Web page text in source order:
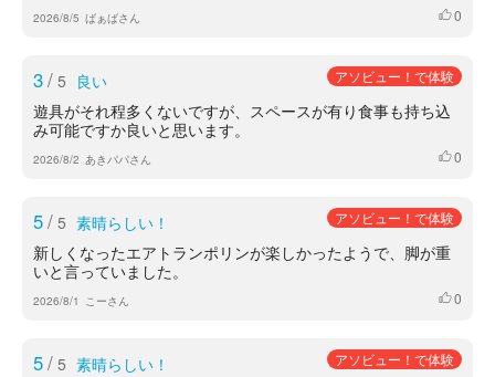
2026/8/5 ばぁばさん いいね
0
3/ 5 良い アソビュー！で体験
遊具がそれ程多くないですが、スペースが有り食事も持ち込
み可能ですか良いと思います。
2026/8/2 あきパパさん いいね
0
5/ 5 素晴らしい！ アソビュー！で体験
新しくなったエアトランポリンが楽しかったようで、脚が重
いと言っていました。
2026/8/1 こーさん いいね
0
5/ 5 素晴らしい！ アソビュー！で体験